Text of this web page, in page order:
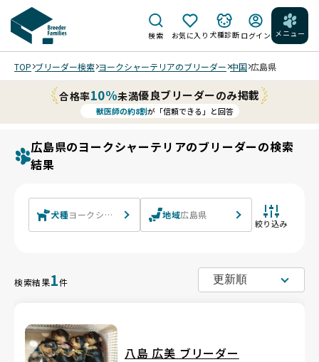
検索 お気に入り 犬種診断 ログイン メニュー
TOP ブリーダー検索 ヨークシャーテリアのブリーダー 中国 広島県
合格率10%未満優良ブリーダーのみ掲載
獣医師の約8割が「信頼できる」と回答
広島県のヨークシャーテリアのブリーダーの検索
結果
犬種ヨークシャーテリア 地域広島県
絞り込み
検索結果1件
八島 広美 ブリーダー